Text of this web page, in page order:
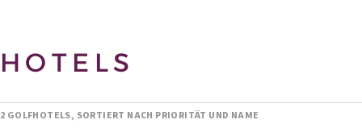
HOTELS
2 GOLFHOTELS, SORTIERT NACH PRIORITÄT UND NAME